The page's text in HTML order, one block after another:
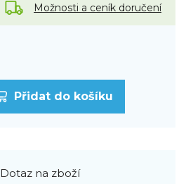
Možnosti a ceník doručení
Přidat do košíku
Dotaz na zboží